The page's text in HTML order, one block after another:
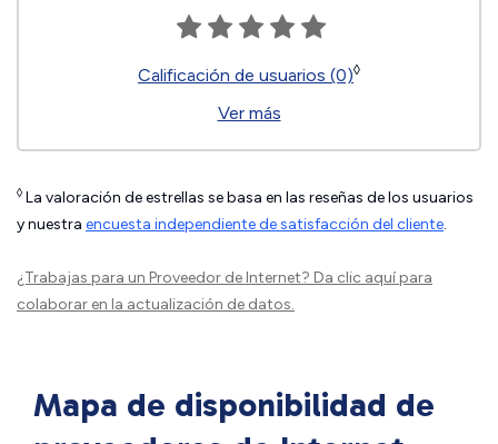
Calificación de usuarios (0)◊
Ver más
◊ La valoración de estrellas se basa en las reseñas de los usuarios
y nuestra encuesta independiente de satisfacción del cliente.
¿Trabajas para un Proveedor de Internet? Da clic aquípara
colaborar en la actualización de datos.
Mapa de disponibilidad de